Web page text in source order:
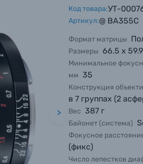
>
Код товара:УТ-
Артикул:@ BA355C
Формат матрицы
Размеры 66.5 х
Минимальное
мм 35
Конструкция
в 7 группах (2
Вес 387 г
Байонет (система)
Фокусное
(фикс)
Число лепестков